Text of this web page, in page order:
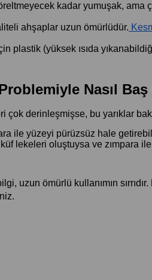
kadar yumuşak,
ahşaplar uzun ömürlüdür.
plastik (yüksek ısıda
Nasıl Baş
çok derinleşmişse, bu yarıklar
ile yüzeyi pürüzsüz hale
küf lekeleri oluştuysa ve zımpara
uzun ömürlü kullanımın